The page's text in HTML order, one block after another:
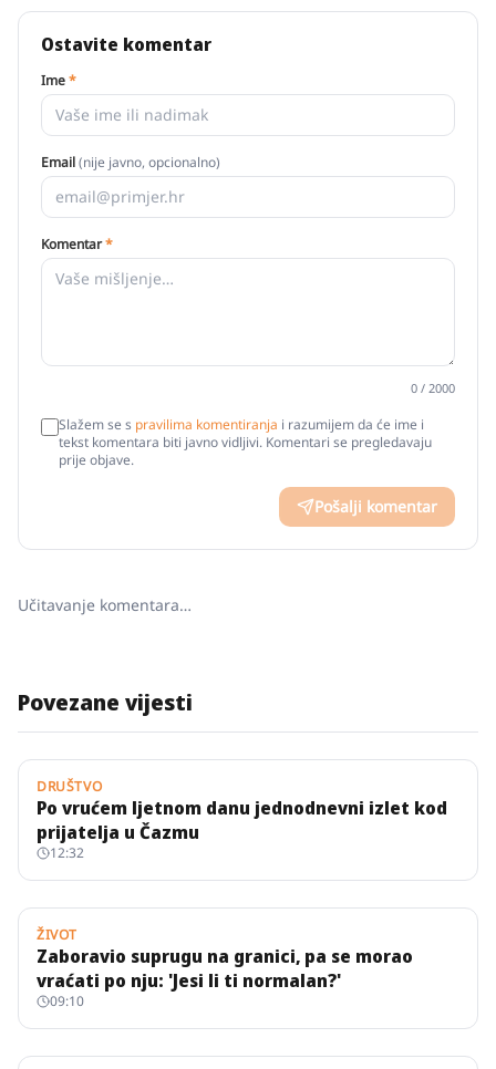
Ostavite komentar
Ime*
Email(nije javno, opcionalno)
Komentar*
0 / 2000
Slažem se s pravilima komentiranja i razumijem da će ime i
tekst komentara biti javno vidljivi. Komentari se pregledavaju
prije objave.
Pošalji komentar
Učitavanje komentara…
Povezane vijesti
DRUŠTVO
Po vrućem ljetnom danu jednodnevni izlet kod
prijatelja u Čazmu
12:32
ŽIVOT
Zaboravio suprugu na granici, pa se morao
vraćati po nju: 'Jesi li ti normalan?'
09:10